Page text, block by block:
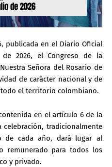
publicada en el Diario Oficial
2026, el Congreso de la
Señora del Rosario de
de carácter nacional y de
el territorio colombiano.
en el artículo 6 de la
tradicionalmente
de cada año, dará lugar al
remunerado para todos los
y privado.